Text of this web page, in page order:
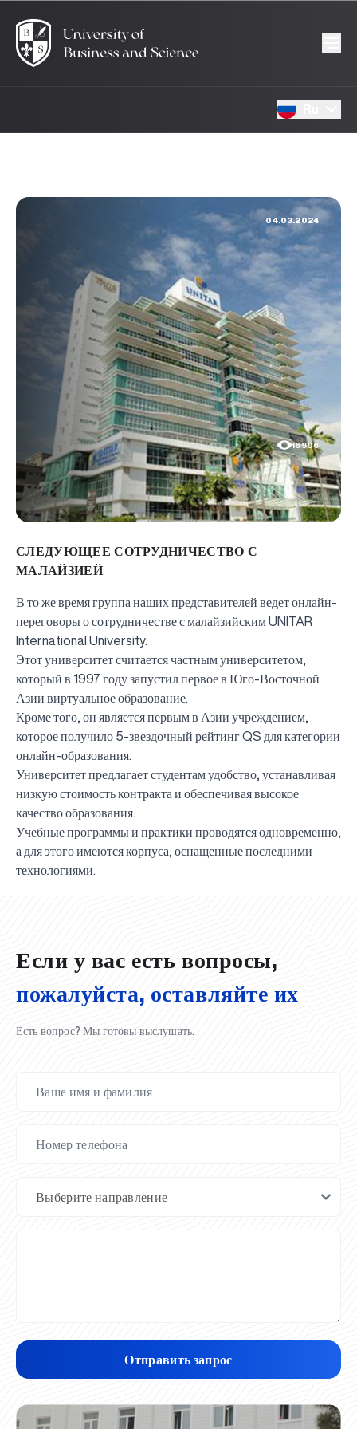
04.03.2024
16906
СЛЕДУЮЩЕЕ СОТРУДНИЧЕСТВО С
МАЛАЙЗИЕЙ
В то же время группа наших представителей ведет онлайн-
переговоры о сотрудничестве с малайзийским UNITAR
International University.
Этот университет считается частным университетом,
который в 1997 году запустил первое в Юго-Восточной
Азии виртуальное образование.
Кроме того, он является первым в Азии учреждением,
которое получило 5-звездочный рейтинг QS для категории
онлайн-образования.
Университет предлагает студентам удобство, устанавливая
низкую стоимость контракта и обеспечивая высокое
качество образования.
Учебные программы и практики проводятся одновременно,
а для этого имеются корпуса, оснащенные последними
технологиями.
UBS professori "Yangi O‘zbekiston yosh olimlari"
qatoridan joy oldi!
Вышел новый номер нашей любимой газеты «UBS
Xabarnomasi»!
Анализ деятельности UBS и планы на перспективу
Преподаватели UBS повысили квалификацию в
Кыргызстане
Вперёд к победе, Узбекистан!
НАЗНАЧЕНИЕ
UBS в средствах массовой информации
UBS и выпускники университета удостоены наград
хокимията области
Хотите вывести изучение языка на новый уровень?
Inson kapitaliga yo‘naltirilgan investitsiya — Yangi
O‘zbekiston taraqqiyotining eng muhim tayanchi
Если у вас есть вопросы,
пожалуйста, оставляйте их
Есть вопрос? Мы готовы выслушать.
Отправить запрос